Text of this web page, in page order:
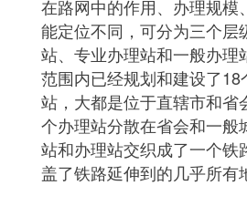
在路网中的作用、办理规模
能定位不同，可分为三个层
站、专业办理站和一般办理
范围内已经规划和建设了18
站，大都是位于直辖市和省
个办理站分散在省会和一般
站和办理站交织成了一个铁
盖了铁路延伸到的几乎所有